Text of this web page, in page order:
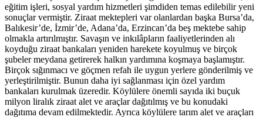
eğitim işleri, sosyal yardım hizmetleri şimdiden temas edilebilir yeni
sonuçlar vermiştir. Ziraat mektepleri var olanlardan başka Bursa’da,
Balıkesir’de, İzmir’de, Adana’da, Erzincan’da beş mektebe sahip
olmakla artırılmıştır. Savaşın ve inkılâpların faaliyetlerinden alı
koyduğu ziraat bankaları yeniden harekete koyulmuş ve birçok
şubeler meydana getirerek halkın yardımına koşmaya başlamıştır.
Birçok sığınmacı ve göçmen refah ile uygun yerlere gönderilmiş ve
yerleştirilmiştir. Bunun daha iyi sağlanması için özel yardım
bankaları kurulmak üzeredir. Köylülere önemli sayıda iki buçuk
milyon liralık ziraat alet ve araçlar dağıtılmış ve bu konudaki
dağıtıma devam edilmektedir. Ayrıca köylülere tarım alet ve araçları